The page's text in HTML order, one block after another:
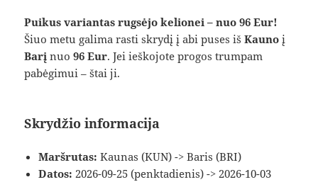
Puikus variantas rugsėjo kelionei – nuo 96 Eur!
Šiuo metu galima rasti skrydį į abi puses išKauno į
Barį nuo96 Eur. Jei ieškojote progos trumpam
pabėgimui – štai ji.
Skrydžio informacija
Maršrutas: Kaunas (KUN) -> Baris (BRI)
Datos: 2026-09-25 (penktadienis) -> 2026-10-03